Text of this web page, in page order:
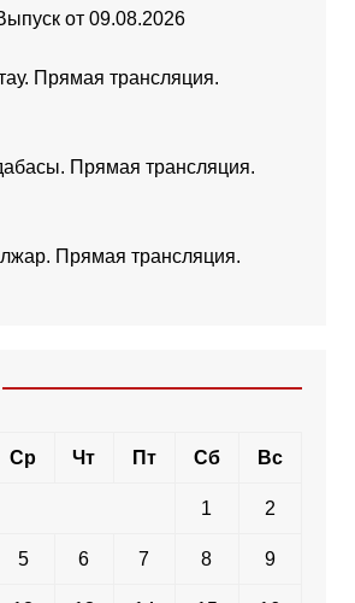
от 09.08.2026
Прямая трансляция.
Прямая трансляция.
Прямая трансляция.
Ср Чт Пт Сб Вс
1 2
5 6 7 8 9